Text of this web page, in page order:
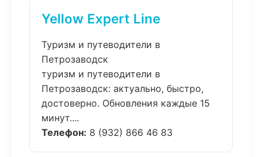
Yellow Expert Line
Туризм и путеводители в
Петрозаводск
туризм и путеводители в
Петрозаводск: актуально, быстро,
достоверно. Обновления каждые 15
минут....
Телефон: 8 (932) 866 46 83